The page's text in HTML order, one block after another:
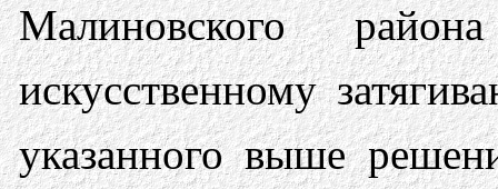
Малиновского
искусственному
указанного выше